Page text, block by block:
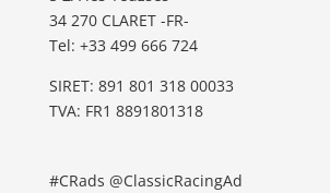
34 270 CLARET -FR-
Tel: ‭+33 499 666 724‬
SIRET: 891 801 318 00033
TVA: FR1 8891801318
#CRads @ClassicRacingAd